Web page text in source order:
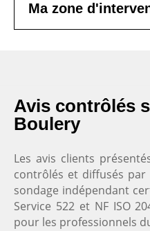
Ma zone
Domicil'Gym
5.0
Basé sur251
Voir tous les
Avis contrôlés
Boulery
Les avis clients
contrôlés et diffusés
sondage indépendant
Service 522 et NF ISO
pour les professionnels